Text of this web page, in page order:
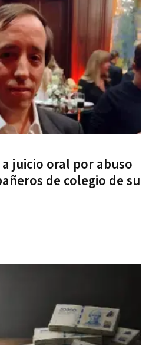
juicio oral por abuso
de colegio de su